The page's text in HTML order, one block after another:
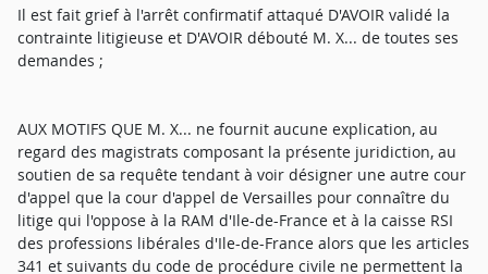
Il est fait grief à l'arrêt confirmatif attaqué D'AVOIR validé la
contrainte litigieuse et D'AVOIR débouté M. X... de toutes ses
demandes ;
AUX MOTIFS QUE M. X... ne fournit aucune explication, au
regard des magistrats composant la présente juridiction, au
soutien de sa requête tendant à voir désigner une autre cour
d'appel que la cour d'appel de Versailles pour connaître du
litige qui l'oppose à la RAM d'Ile-de-France et à la caisse RSI
des professions libérales d'Ile-de-France alors que les articles
341 et suivants du code de procédure civile ne permettent la